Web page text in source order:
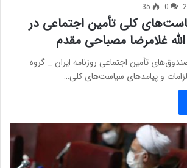
0
35
کلی تأمین اجتماعی در
غلامرضا مصباحی مقدم
تأمین اجتماعی روزنامه ایران _ گروه
و پیامدهای سیاست‌های کلی…